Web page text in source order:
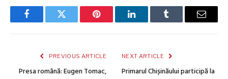
FacebookTwitter Pinterest LinkedInTumblr Email
PREVIOUS ARTICLE
Presa română: Eugen Tomac,
NEXT ARTICLE
Primarul Chișinăului participă la